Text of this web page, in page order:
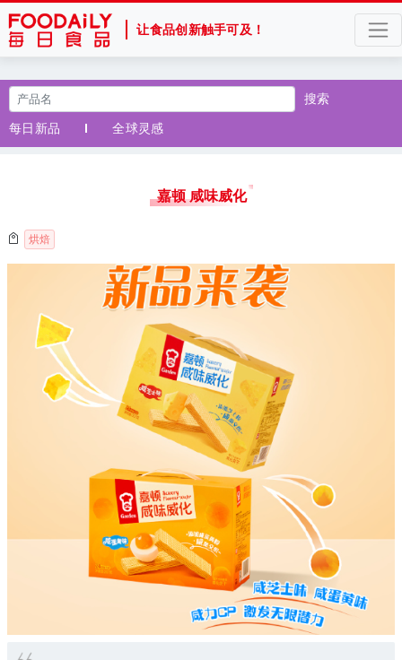
让食品创新触手可及！
搜索
每日新品
全球灵感
嘉顿 咸味威化
烘焙